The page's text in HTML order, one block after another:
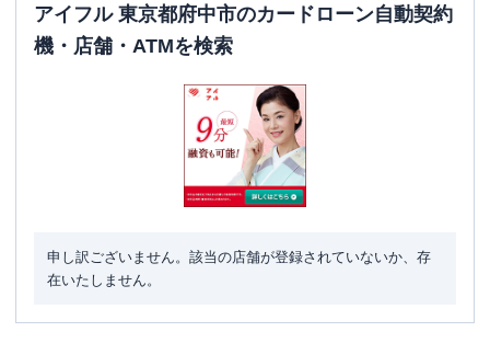
アイフル 東京都府中市のカードローン自動契約
機・店舗・ATMを検索
申し訳ございません。該当の店舗が登録されていないか、存
在いたしません。